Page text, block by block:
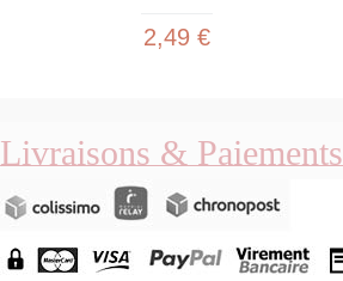
2,49 €
Livraisons & Paiements